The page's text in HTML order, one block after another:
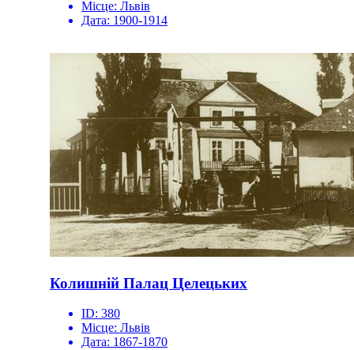
Місце: Львів
Дата: 1900-1914
Колишній Палац Целецьких
ID: 380
Місце: Львів
Дата: 1867-1870